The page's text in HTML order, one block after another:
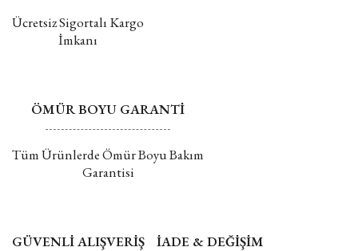
Ücretsiz Sigortalı Kargo
İmkanı
ÖMÜR BOYU GARANTİ
Tüm Ürünlerde Ömür Boyu Bakım
Garantisi
GÜVENLİ ALIŞVERİŞ İADE & DEĞİŞİM